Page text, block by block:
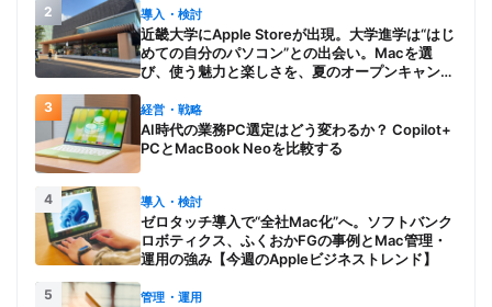
2 導入・検討
近畿大学にApple Storeが出現。大学進学は“はじ
めての自分のパソコン”との出会い。Macを選
び、使う魅力と楽しさを、夏のオープンキャンパ
3 経営・戦略
AI時代の業務PC選定はどう変わるか？ Copilot+
PCとMacBook Neoを比較する
4 導入・検討
ゼロタッチ導入で“全社Mac化”へ。ソフトバンク
ロボティクス、ふくおかFGの事例とMac管理・
運用の強み【今週のAppleビジネストレンド】
5 管理・運用